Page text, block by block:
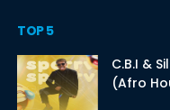
TOP 5
C.B.I &
(Afro